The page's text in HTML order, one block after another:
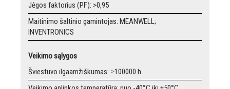
Jėgos faktorius (PF): >0,95
Maitinimo šaltinio gamintojas: MEANWELL;
INVENTRONICS
Veikimo sąlygos
Šviestuvo ilgaamžiškumas: ≥100000 h